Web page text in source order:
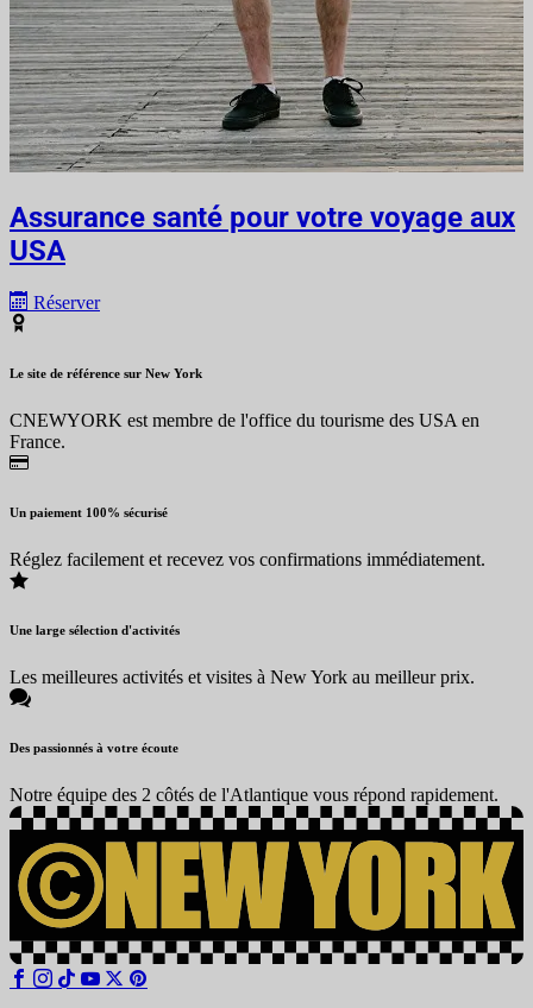
Assurance santé pour votre voyage aux
USA
Réserver
Le site de référence sur New York
CNEWYORK est membre de l'office du tourisme des USA en
France.
Un paiement 100% sécurisé
Réglez facilement et recevez vos confirmations immédiatement.
Une large sélection d'activités
Les meilleures activités et visites à New York au meilleur prix.
Des passionnés à votre écoute
Notre équipe des 2 côtés de l'Atlantique vous répond rapidement.